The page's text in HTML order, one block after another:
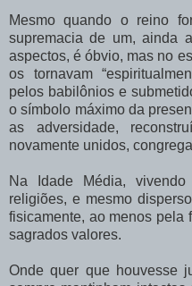
Mesmo quando o reino
supremacia de um, ainda
aspectos, é óbvio, mas no
os tornavam
pelos babilônios e
o símbolo máximo da
as adversidade,
novamente unidos,
Na Idade Média,
religiões, e mesmo
fisicamente, ao menos pela
sagrados valores.
Onde quer que houvesse